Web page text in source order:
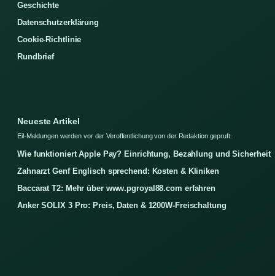
Geschichte
Datenschutzerklärung
Cookie-Richtlinie
Rundbrief
Neueste Artikel
Eil-Meldungen werden vor der Veroffentlichung von der Redaktion gepruft.
Wie funktioniert Apple Pay? Einrichtung, Bezahlung und Sicherheit
Zahnarzt Genf Englisch sprechend: Kosten & Kliniken
Baccarat T2: Mehr über www.pgroyal88.com erfahren
Anker SOLIX 3 Pro: Preis, Daten & 1200W-Freischaltung